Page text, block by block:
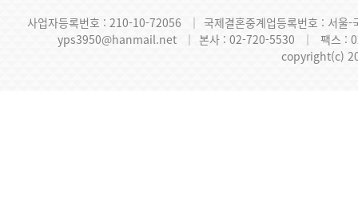
사업자등록번호 : 210-10-72056 ｜ 국제결혼중계업등록번호 : 서
yps3950@hanmail.net
｜ 본사 : 02-720-5530 ｜
팩스 :
copyright(c)